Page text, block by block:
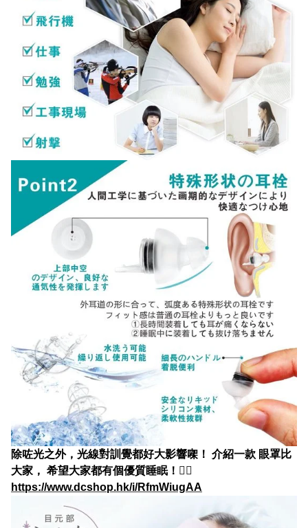
除咗光之外，光線對訓覺都好大影響㗎！ 介紹一款 眼罩比
大家， 希望大家都有個優質睡眠！👉🏻
https://www.dcshop.hk/i/RfmWiugAA